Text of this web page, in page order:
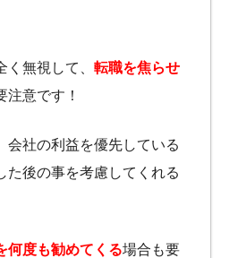
無視して、 転職を焦らせ
注意です！
会社の利益を優先している
た後の事を考慮してくれる
何度も勧めてくる場合も要